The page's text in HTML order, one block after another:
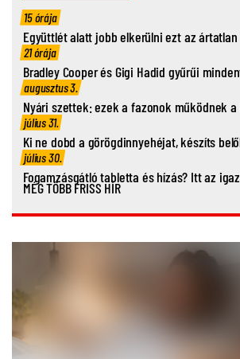
15 órája
Együttlét alatt jobb elkerülni ezt az
21 órája
Bradley Cooper és Gigi Hadid gyűrűi
augusztus 3.
Nyári szettek: ezek a fazonok működnek a
július 31.
Ki ne dobd a görögdinnyehéjat, készíts
július 30.
Fogamzásgátló tabletta és hízás? Itt az
MÉG TÖBB FRISS HÍR